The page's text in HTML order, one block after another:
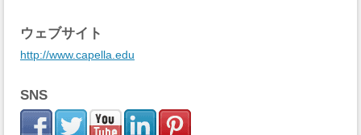
ウェブサイト
http://www.capella.edu
SNS